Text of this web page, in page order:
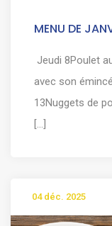
MENU DE
Jeudi 8Poulet
avec son
13Nuggets de
[...]
04 déc. 2025